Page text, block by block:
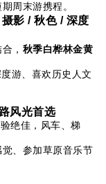
周末游携程。
影 / 秋色 / 深度
， 秋季白桦林金黄
游、喜欢历史人文
风光首选
验绝佳，风车、梯
觉、参加草原音乐节